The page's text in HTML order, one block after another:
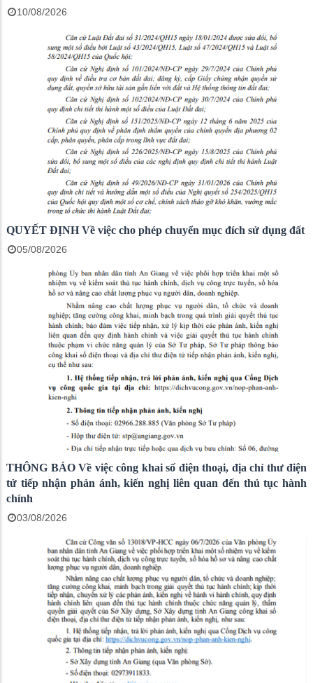
10/08/2026
QUYẾT ĐỊNH Về việc cho phép chuyển mục đích sử dụng đất
05/08/2026
THÔNG BÁO Về việc công khai số điện thoại, địa chỉ thư điện
tử tiếp nhận phản ánh, kiến nghị liên quan đến thủ tục hành
chính
03/08/2026